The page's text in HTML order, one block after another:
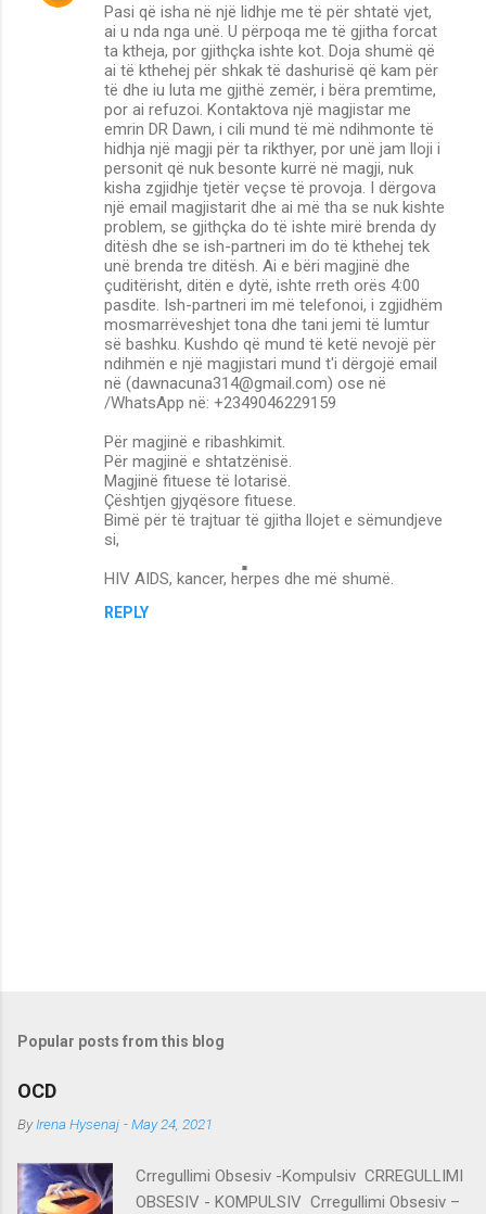
Pasi që isha në një lidhje me të për shtatë vjet,
ai u nda nga unë. U përpoqa me të gjitha forcat
ta ktheja, por gjithçka ishte kot. Doja shumë që
ai të kthehej për shkak të dashurisë që kam për
të dhe iu luta me gjithë zemër, i bëra premtime,
por ai refuzoi. Kontaktova një magjistar me
emrin DR Dawn, i cili mund të më ndihmonte të
hidhja një magji për ta rikthyer, por unë jam lloji i
personit që nuk besonte kurrë në magji, nuk
kisha zgjidhje tjetër veçse të provoja. I dërgova
një email magjistarit dhe ai më tha se nuk kishte
problem, se gjithçka do të ishte mirë brenda dy
ditësh dhe se ish-partneri im do të kthehej tek
unë brenda tre ditësh. Ai e bëri magjinë dhe
çuditërisht, ditën e dytë, ishte rreth orës 4:00
pasdite. Ish-partneri im më telefonoi, i zgjidhëm
mosmarrëveshjet tona dhe tani jemi të lumtur
së bashku. Kushdo që mund të ketë nevojë për
ndihmën e një magjistari mund t'i dërgojë email
në (dawnacuna314@gmail.com) ose në
/WhatsApp në: +2349046229159
Për magjinë e ribashkimit.
Për magjinë e shtatzënisë.
Magjinë fituese të lotarisë.
Çështjen gjyqësore fituese.
Bimë për të trajtuar të gjitha llojet e sëmundjeve
si,
HIV AIDS, kancer, herpes dhe më shumë.
REPLY
t
C
o
m
e
n
t
Popular posts from this blog
OCD
ByIrena Hysenaj -May 24, 2021
Crregullimi Obsesiv -Kompulsiv CRREGULLIMI
OBSESIV - KOMPULSIV Crregullimi Obsesiv –